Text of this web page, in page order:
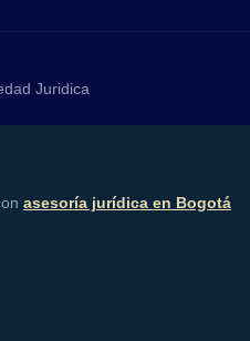
Juridica
asesoría jurídica en Bogotá